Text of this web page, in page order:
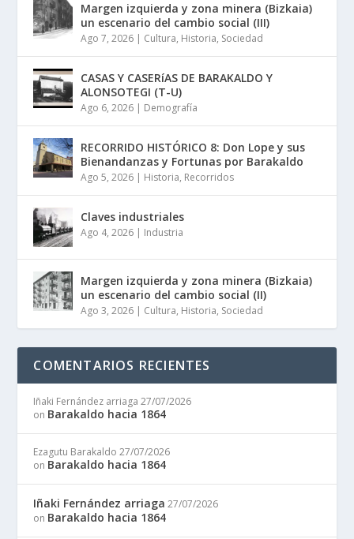
Margen izquierda y zona minera (Bizkaia)
un escenario del cambio social (III)
Ago 7, 2026 | Cultura, Historia, Sociedad
CASAS Y CASERíAS DE BARAKALDO Y
ALONSOTEGI (T-U)
Ago 6, 2026 | Demografía
RECORRIDO HISTÓRICO 8: Don Lope y sus
Bienandanzas y Fortunas por Barakaldo
Ago 5, 2026 | Historia, Recorridos
Claves industriales
Ago 4, 2026 | Industria
Margen izquierda y zona minera (Bizkaia)
un escenario del cambio social (II)
Ago 3, 2026 | Cultura, Historia, Sociedad
COMENTARIOS RECIENTES
Iñaki Fernández arriaga 27/07/2026
on Barakaldo hacia 1864
Ezagutu Barakaldo 27/07/2026
on Barakaldo hacia 1864
Iñaki Fernández arriaga 27/07/2026
on Barakaldo hacia 1864